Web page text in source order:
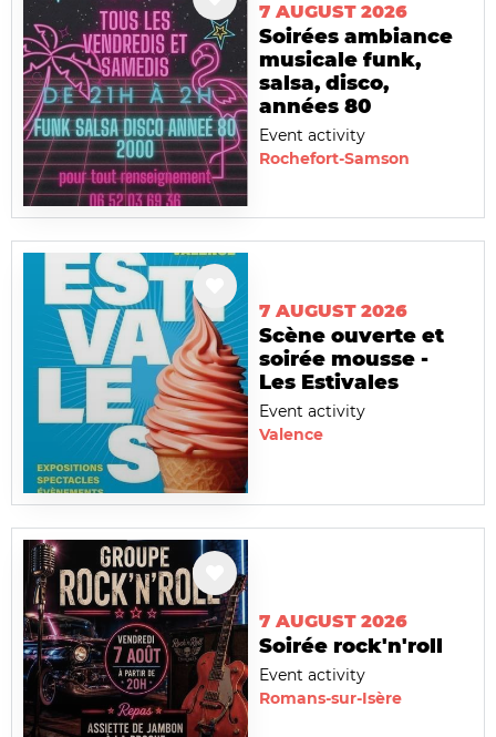
7 AUGUST 2026
Soirées ambiance
musicale funk,
salsa, disco,
années 80
Event activity
Rochefort-Samson
7 AUGUST 2026
Scène ouverte et
soirée mousse -
Les Estivales
Event activity
Valence
7 AUGUST 2026
Soirée rock'n'roll
Event activity
Romans-sur-Isère